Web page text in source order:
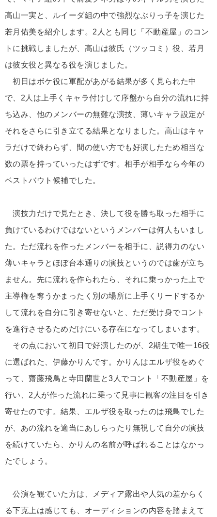
高山一実と、ルイーダ組の中で強烈なぶりっ子を演じた
若月佑美を紹介します。2人とも同じ「不動産屋」のコン
トに挑戦しましたが、高山は彼氏（ツッコミ）役、若月
は彼女役と異なる役を演じました。
初日はボケ役に軍配があがる結果が多く見られた中
で、2人は上手くキャラ付けして序盤から自分の流れに持
ち込み、他のメンバーの無難な演技、薄いキャラ設定が
それをさらに引き立てる結果となりました。高山はキャ
ラだけで終わらず、間の使い方でも好演したため相当な
数の票を持っていったはずです。相手が相手なら今年の
ベストバウト候補でした。
演技力だけで見たとき、決して役を勝ち取った相手に
負けているわけではないというメンバーは何人もいまし
た。ただ流れを作ったメンバーを相手に、説得力のない
薄いキャラとほぼ台本通りの演技というのでは歯が立ち
ません。先に流れを作られたら、それに乗っかった上で
主導権を奪うかまったく別の場所に上手くリードするか
して流れを自分に引き寄せないと、ただ受け身でコント
を進行させるためだけにいる存在になってしまいます。
その点において初日で好演したのが、2期生で唯一16役
に選ばれた、伊藤かりんです。かりんはエルザ役をめぐ
って、齋藤飛鳥と寺田蘭世と3人でコント「不動産屋」を
行い、2人が作った流れに乗って見事に観客の注目を引き
寄せたのです。結果、エルザ役を取ったのは飛鳥でした
が、あの流れを適当にあしらったり無視して自分の演技
を続けていたら、かりんの名前が呼ばれることはなかっ
たでしょう。
公演を観ていた方は、メディア露出や人気の差からく
る下克上は感じても、オーディションの内容を踏まえて